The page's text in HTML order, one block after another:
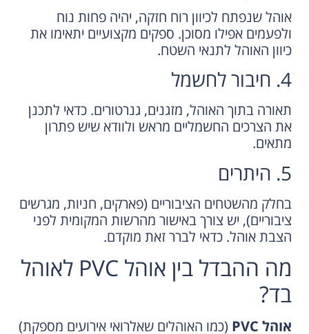
אוהל שנפתח לכיוון רוח חזקה, יהיה פחות נוח
ולפעמים אפילו מסוכן. ספקים מקצועיים יתאימו את
כיוון האוהל לתנאי השטח.
4. חיבור לחשמל
תאורה בתוך האוהל, מזגנים, גנרטורים. כדאי לתכנן
את הצרכים החשמליים מראש ולוודא שיש פתרון
מתאים.
5. היתרים
בחלק מהשטחים הציבוריים (פארקים, חניות, מגרשים
ציבוריים), יש צורך באישור מהרשות המקומית לפני
הצבת אוהל. כדאי לברר זאת מוקדם.
מה ההבדל בין אוהל PVC לאוהל
בד?
אוהל PVC
(כמו האוהלים שאלרואי אירועים מספקת)